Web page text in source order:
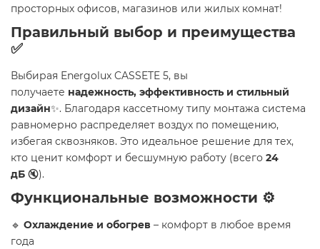
просторных офисов, магазинов или жилых комнат!
Правильный выбор и преимущества
✅
Выбирая Energolux CASSETE 5, вы
получаете надежность, эффективность и стильный
дизайн✨. Благодаря кассетному типу монтажа система
равномерно распределяет воздух по помещению,
избегая сквозняков. Это идеальное решение для тех,
кто ценит комфорт и бесшумную работу (всего 24
дБ 🔇).
Функциональные возможности ⚙️
🔹 Охлаждение и обогрев – комфорт в любое время
года